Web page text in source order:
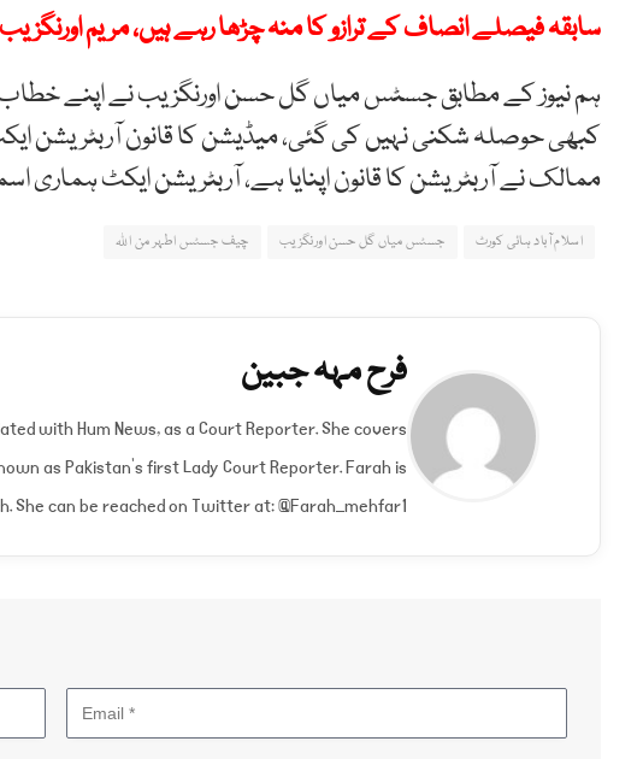
سابقہ فیصلے انصاف کے ترازو کا منہ چڑھا رہے ہیں، مریم اورنگزیب
ہم نیوز کے مطابق جسٹس میاں گل حسن اورنگزیب نے اپنے
ممالک نے آربٹریشن کا قانون اپنایا ہے، آربٹریشن ایکٹ
اسلام آباد ہائی کورٹ جسٹس میاں گل حسن اورنگزیب چیف جسٹس اطہر من اللہ
فرح مہہ جبین
with Hum News, as a Court Reporter. She covers
as Pakistan's first Lady Court Reporter. Farah is
She can be reached on Twitter at: @Farah_mehfar1